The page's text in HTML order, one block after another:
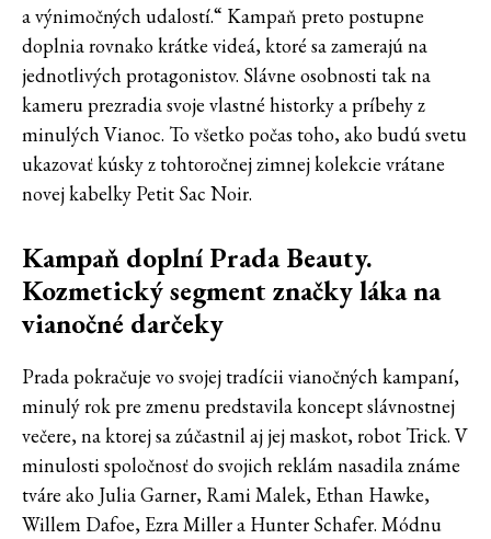
a výnimočných udalostí.“ Kampaň preto postupne
doplnia rovnako krátke videá, ktoré sa zamerajú na
jednotlivých protagonistov. Slávne osobnosti tak na
kameru prezradia svoje vlastné historky a príbehy z
minulých Vianoc. To všetko počas toho, ako budú svetu
ukazovať kúsky z tohtoročnej zimnej kolekcie vrátane
novej kabelky Petit Sac Noir.
Kampaň doplní Prada Beauty.
Kozmetický segment značky láka na
vianočné darčeky
Prada pokračuje vo svojej tradícii vianočných kampaní,
minulý rok pre zmenu predstavila koncept slávnostnej
večere, na ktorej sa zúčastnil aj jej maskot, robot Trick. V
minulosti spoločnosť do svojich reklám nasadila známe
tváre ako Julia Garner, Rami Malek, Ethan Hawke,
Willem Dafoe, Ezra Miller a Hunter Schafer. Módnu